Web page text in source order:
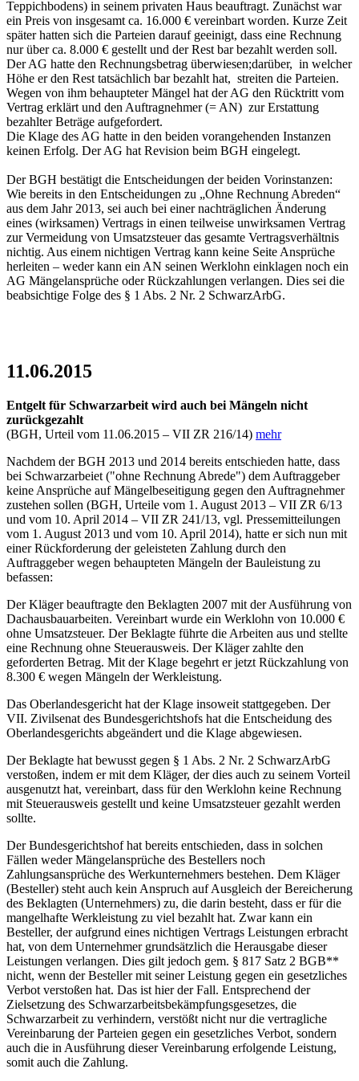
Teppichbodens) in seinem privaten Haus beauftragt. Zunächst war
ein Preis von insgesamt ca. 16.000 € vereinbart worden. Kurze Zeit
später hatten sich die Parteien darauf geeinigt, dass eine Rechnung
nur über ca. 8.000 € gestellt und der Rest bar bezahlt werden soll.
Der AG hatte den Rechnungsbetrag überwiesen;darüber, in welcher
Höhe er den Rest tatsächlich bar bezahlt hat, streiten die Parteien.
Wegen von ihm behaupteter Mängel hat der AG den Rücktritt vom
Vertrag erklärt und den Auftragnehmer (= AN) zur Erstattung
bezahlter Beträge aufgefordert.
Die Klage des AG hatte in den beiden vorangehenden Instanzen
keinen Erfolg. Der AG hat Revision beim BGH eingelegt.
Der BGH bestätigt die Entscheidungen der beiden Vorinstanzen:
Wie bereits in den Entscheidungen zu „Ohne Rechnung Abreden“
aus dem Jahr 2013, sei auch bei einer nachträglichen Änderung
eines (wirksamen) Vertrags in einen teilweise unwirksamen Vertrag
zur Vermeidung von Umsatzsteuer das gesamte Vertragsverhältnis
nichtig. Aus einem nichtigen Vertrag kann keine Seite Ansprüche
herleiten – weder kann ein AN seinen Werklohn einklagen noch ein
AG Mängelansprüche oder Rückzahlungen verlangen. Dies sei die
beabsichtige Folge des § 1 Abs. 2 Nr. 2 SchwarzArbG.
11.06.2015
Entgelt für Schwarzarbeit wird auch bei Mängeln nicht
zurückgezahlt
(BGH, Urteil vom 11.06.2015 – VII ZR 216/14) mehr
Nachdem der BGH 2013 und 2014 bereits entschieden hatte, dass
bei Schwarzarbeiet ("ohne Rechnung Abrede") dem Auftraggeber
keine Ansprüche auf Mängelbeseitigung gegen den Auftragnehmer
zustehen sollen (BGH, Urteile vom 1. August 2013 – VII ZR 6/13
und vom 10. April 2014 – VII ZR 241/13, vgl. Pressemitteilungen
vom 1. August 2013 und vom 10. April 2014), hatte er sich nun mit
einer Rückforderung der geleisteten Zahlung durch den
Auftraggeber wegen behaupteten Mängeln der Bauleistung zu
befassen:
Der Kläger beauftragte den Beklagten 2007 mit der Ausführung von
Dachausbauarbeiten. Vereinbart wurde ein Werklohn von 10.000 €
ohne Umsatzsteuer. Der Beklagte führte die Arbeiten aus und stellte
eine Rechnung ohne Steuerausweis. Der Kläger zahlte den
geforderten Betrag. Mit der Klage begehrt er jetzt Rückzahlung von
8.300 € wegen Mängeln der Werkleistung.
Das Oberlandesgericht hat der Klage insoweit stattgegeben. Der
VII. Zivilsenat des Bundesgerichtshofs hat die Entscheidung des
Oberlandesgerichts abgeändert und die Klage abgewiesen.
Der Beklagte hat bewusst gegen § 1 Abs. 2 Nr. 2 SchwarzArbG
verstoßen, indem er mit dem Kläger, der dies auch zu seinem Vorteil
ausgenutzt hat, vereinbart, dass für den Werklohn keine Rechnung
mit Steuerausweis gestellt und keine Umsatzsteuer gezahlt werden
sollte.
Der Bundesgerichtshof hat bereits entschieden, dass in solchen
Fällen weder Mängelansprüche des Bestellers noch
Zahlungsansprüche des Werkunternehmers bestehen. Dem Kläger
(Besteller) steht auch kein Anspruch auf Ausgleich der Bereicherung
des Beklagten (Unternehmers) zu, die darin besteht, dass er für die
mangelhafte Werkleistung zu viel bezahlt hat. Zwar kann ein
Besteller, der aufgrund eines nichtigen Vertrags Leistungen erbracht
hat, von dem Unternehmer grundsätzlich die Herausgabe dieser
Leistungen verlangen. Dies gilt jedoch gem. § 817 Satz 2 BGB**
nicht, wenn der Besteller mit seiner Leistung gegen ein gesetzliches
Verbot verstoßen hat. Das ist hier der Fall. Entsprechend der
Zielsetzung des Schwarzarbeitsbekämpfungsgesetzes, die
Schwarzarbeit zu verhindern, verstößt nicht nur die vertragliche
Vereinbarung der Parteien gegen ein gesetzliches Verbot, sondern
auch die in Ausführung dieser Vereinbarung erfolgende Leistung,
somit auch die Zahlung.